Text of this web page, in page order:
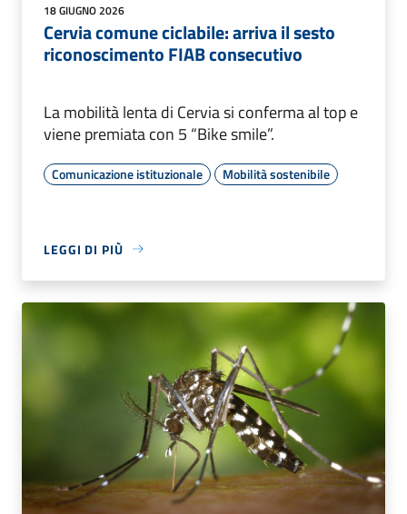
18 GIUGNO 2026
Cervia comune ciclabile: arriva il sesto
riconoscimento FIAB consecutivo
La mobilità lenta di Cervia si conferma al top e
viene premiata con 5 “Bike smile”.
Comunicazione istituzionale Mobilità sostenibile
LEGGI DI PIÙ